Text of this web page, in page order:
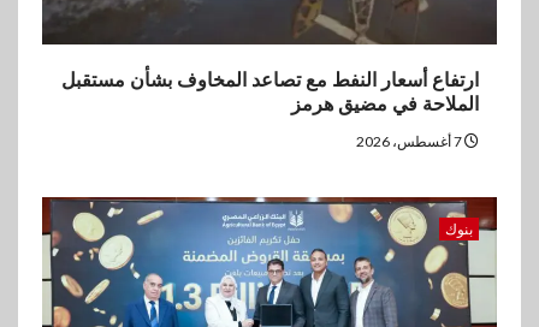
ارتفاع أسعار النفط مع تصاعد المخاوف بشأن مستقبل
الملاحة في مضيق هرمز
بنوك